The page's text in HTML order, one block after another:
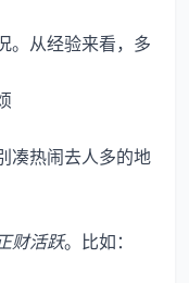
。从经验来看，多
凑热闹去人多的地
财活跃。比如：